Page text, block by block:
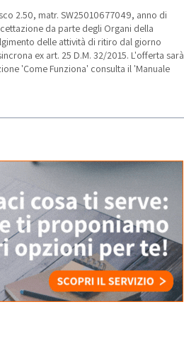
2.50, matr. SW25010677049, anno di
da parte degli Organi della
delle attività di ritiro dal giorno
ex art. 25 D.M. 32/2015. L'offerta sarà
'Come Funziona' consulta il 'Manuale